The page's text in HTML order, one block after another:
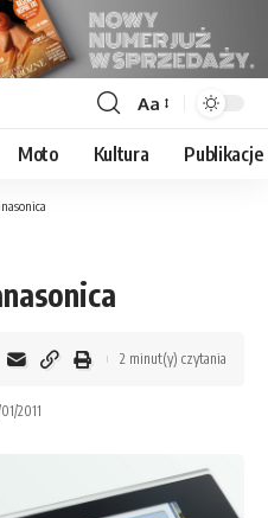
Font
Resizer
Aa
Moto Kultura Publikacje
2011
2 minut(y) czytania